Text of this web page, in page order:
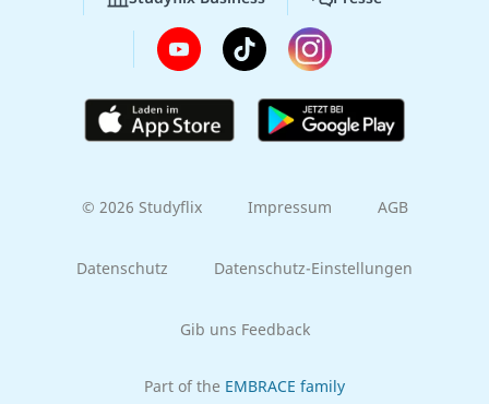
© 2026 Studyflix Impressum AGB
Datenschutz Datenschutz-Einstellungen
Gib uns Feedback
Part of the EMBRACE family